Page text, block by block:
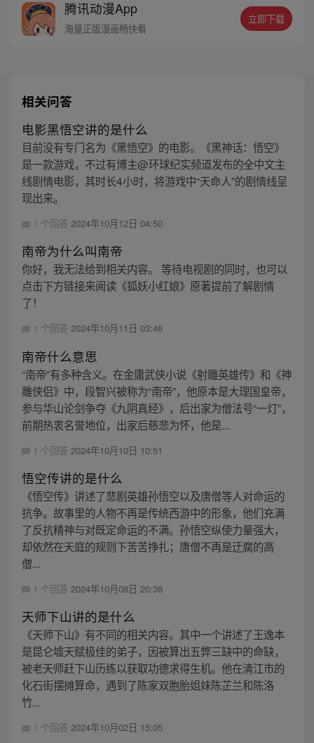
腾讯动漫App
海量正版漫画畅快看
立即下载
相关问答
电影黑悟空讲的是什么
目前没有专门名为《黑悟空》的电影。《黑神话：悟空》
是一款游戏，不过有博主@环球纪实频道发布的全中文主
线剧情电影，其时长4小时，将游戏中“天命人”的剧情线呈
现出来。
1 个回答 2024年10月12日 04:50
南帝为什么叫南帝
你好，我无法给到相关内容。 等待电视剧的同时，也可以
点击下方链接来阅读《狐妖小红娘》原著提前了解剧情
了！
1 个回答 2024年10月11日 03:46
南帝什么意思
“南帝”有多种含义。在金庸武侠小说《射雕英雄传》和《神
雕侠侣》中，段智兴被称为“南帝”，他原本是大理国皇帝，
参与华山论剑争夺《九阴真经》，后出家为僧法号“一灯”，
前期热衷名誉地位，出家后慈悲为怀，他是...
1 个回答 2024年10月10日 10:51
悟空传讲的是什么
《悟空传》讲述了悲剧英雄孙悟空以及唐僧等人对命运的
抗争。故事里的人物不再是传统西游中的形象，他们充满
了反抗精神与对既定命运的不满。孙悟空纵使力量强大，
却依然在天庭的规则下苦苦挣扎；唐僧不再是迂腐的高
僧...
1 个回答 2024年10月08日 20:36
天师下山讲的是什么
《天师下山》有不同的相关内容。其中一个讲述了王逸本
是昆仑墟天赋极佳的弟子，因被算出五弊三缺中的命缺，
被老天师赶下山历练以获取功德求得生机。他在清江市的
化石街摆摊算命，遇到了陈家双胞胎姐妹陈芷兰和陈洛
竹...
1 个回答 2024年10月02日 15:05